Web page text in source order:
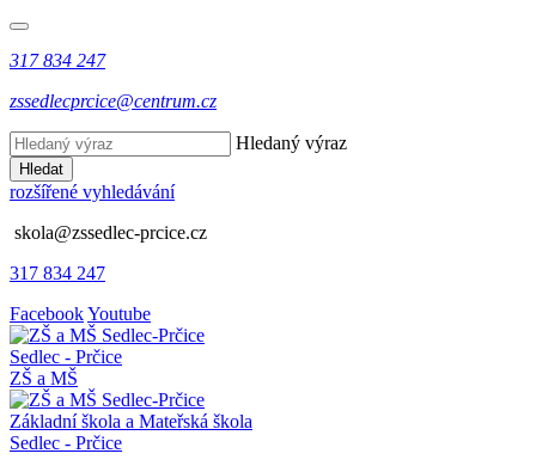
317 834 247
zssedlecprcice@centrum.cz
Hledaný výraz
Hledat
rozšířené vyhledávání
skola@zssedlec-prcice.cz
317 834 247
FacebookYoutube
Sedlec - Prčice
ZŠ a MŠ
Základní škola a Mateřská škola
Sedlec - Prčice